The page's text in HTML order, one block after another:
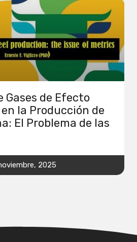
Gases de Efecto
la Producción de
El Problema de las
2025